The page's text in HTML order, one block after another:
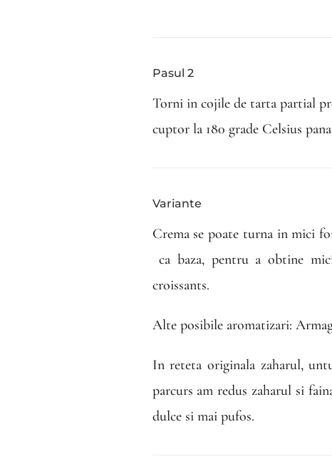
Pasul 2
Torni in cojile de tarta partial
cuptor la 180 grade Celsius
Variante
Crema se poate turna in mici
ca baza, pentru a obtine
croissants.
Alte posibile aromatizari:
In reteta originala zaharul,
parcurs am redus zaharul si
dulce si mai pufos.